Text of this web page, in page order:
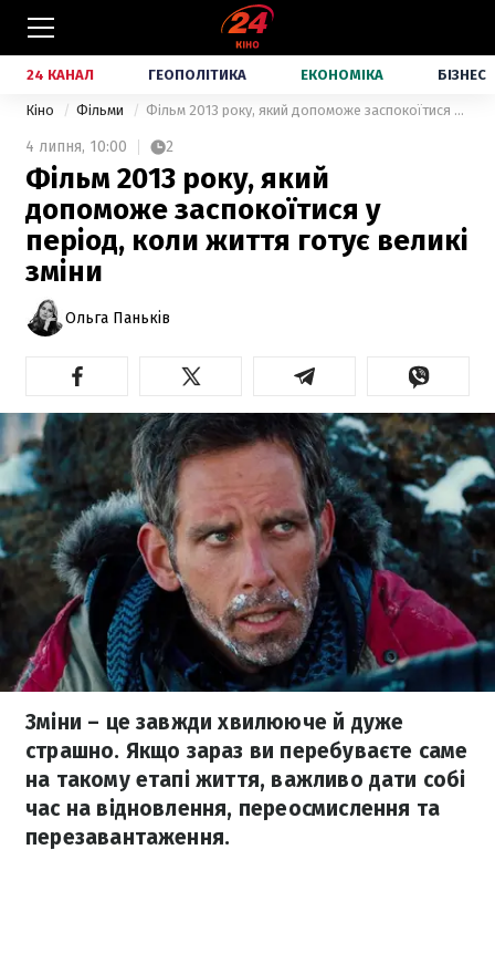
24 КАНАЛ ГЕОПОЛІТИКА ЕКОНОМІКА БІЗНЕС
Кіно Фільми Фільм 2013 року, який допоможе заспокоїтися у період, коли життя готує великі зміни
4 липня, 10:00 2
Фільм 2013 року, який
допоможе заспокоїтися у
період, коли життя готує великі
зміни
Ольга Паньків
Зміни – це завжди хвилююче й дуже
страшно. Якщо зараз ви перебуваєте саме
на такому етапі життя, важливо дати собі
час на відновлення, переосмислення та
перезавантаження.